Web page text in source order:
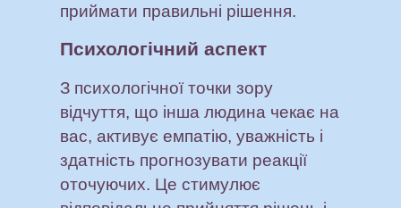
приймати правильні рішення.
Психологічний аспект
З психологічної точки зору
відчуття, що інша людина чекає на
вас, активує емпатію, уважність і
здатність прогнозувати реакції
оточуючих. Це стимулює